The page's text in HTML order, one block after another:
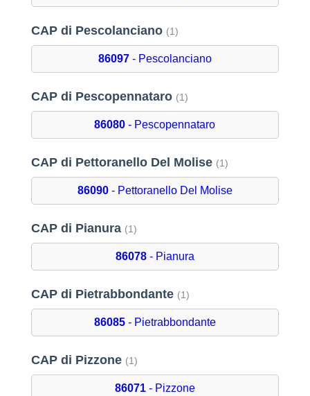
CAP di Pescolanciano (1)
86097- Pescolanciano
CAP di Pescopennataro (1)
86080 - Pescopennataro
CAP di Pettoranello Del Molise (1)
86090- Pettoranello Del Molise
CAP di Pianura (1)
86078- Pianura
CAP di Pietrabbondante (1)
86085- Pietrabbondante
CAP di Pizzone (1)
86071- Pizzone